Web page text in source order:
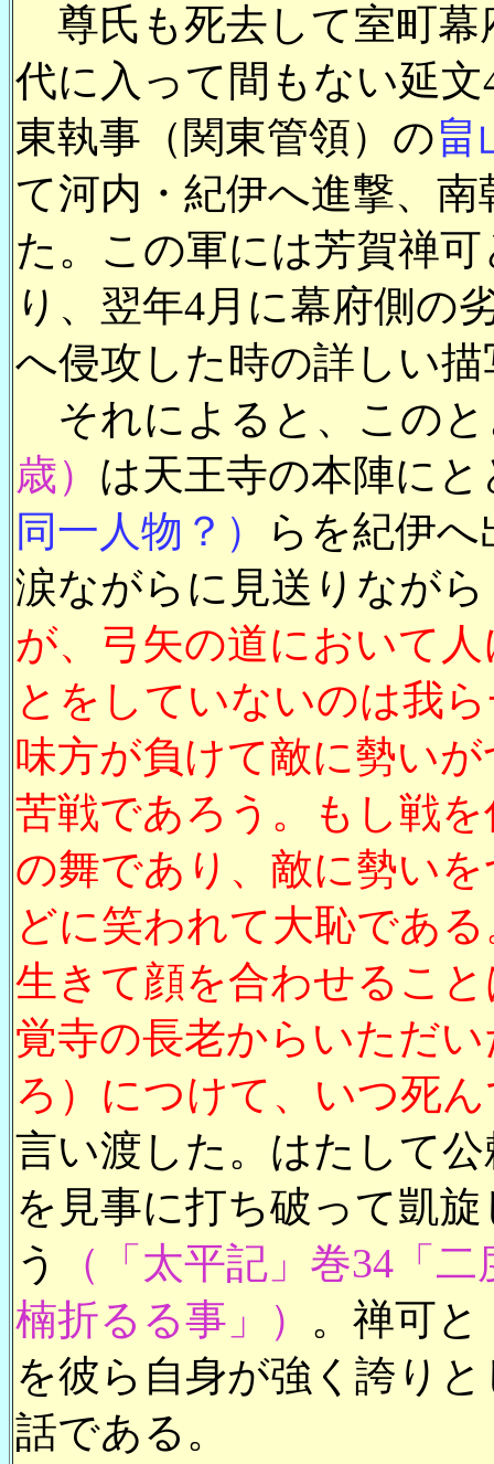
尊氏も死去して室町幕
代に入って間もない延文
東執事（関東管領）の畠
て河内・紀伊へ進撃、
た。この軍には芳賀禅
り、翌年4月に幕府側の
へ侵攻した時の詳しい
それによると、このと
歳） は天王寺の本陣に
同一人物？）
らを紀伊
涙ながらに見送りながら
が、弓矢の道において
とをしていないのは我
味方が負けて敵に勢い
苦戦であろう。もし戦
の舞であり、敵に勢い
どに笑われて大恥であ
生きて顔を合わせるこ
覚寺の長老からいただ
ろ）につけて、いつ死
言い渡した。はたして
を見事に打ち破って凱
う
（「太平記」巻34「
楠折るる事」） 。禅可
を彼ら自身が強く誇り
話である。